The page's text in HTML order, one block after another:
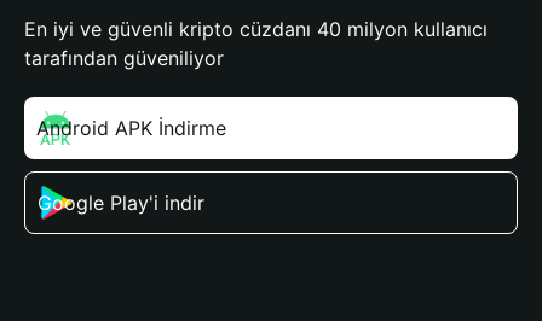
En iyi ve güvenli kripto cüzdanı 40 milyon kullanıcı
tarafından güveniliyor
Android APK İndirme
Google Play'i indir